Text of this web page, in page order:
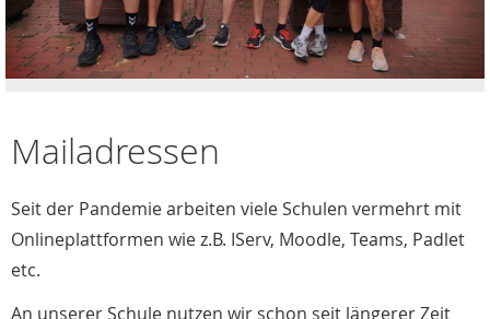
Mailadressen
Seit der Pandemie arbeiten viele Schulen vermehrt mit
Onlineplattformen wie z.B. IServ, Moodle, Teams, Padlet
etc.
An unserer Schule nutzen wir schon seit längerer Zeit